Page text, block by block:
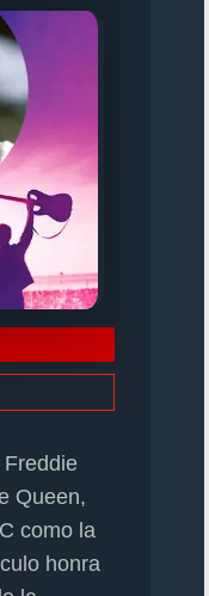
Queen,
como la
honra